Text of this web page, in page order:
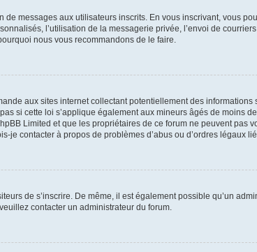
messages aux utilisateurs inscrits. En vous inscrivant, vous
l’utilisation de la messagerie privée, l’envoi de
nous vous recommandons de le faire.
aux sites internet collectant potentiellement des
si cette loi s’applique également aux mineurs âgés de moins
Limited et que les propriétaires de ce forum ne peuvent pas
je contacter à propos de problèmes d’abus ou d’ordres légaux
de s’inscrire. De même, il est également possible qu’un
contacter un administrateur du forum.